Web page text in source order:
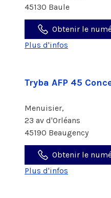
45130 Baule
Obtenir le
Plus d'infos
Tryba AFP 45
Menuisier,
23 av d'Orléans
45190 Beaugency
Obtenir le
Plus d'infos